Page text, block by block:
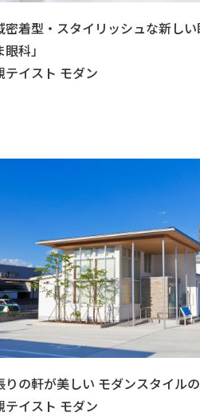
密着型・スタイリッシュな新し
科」
テイスト モダン
りの軒が美しい モダンスタイル
テイスト モダン